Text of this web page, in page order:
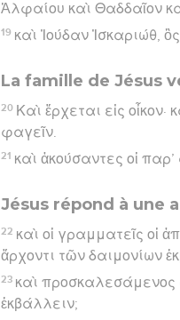
Ἁλφαίου καὶ Θαδδαῖον
19 καὶ Ἰούδαν Ἰσκαριώθ,
La famille de Jésus
20 Καὶ ἔρχεται εἰς
φαγεῖν.
21 καὶ ἀκούσαντες οἱ
Jésus répond à une
22 καὶ οἱ γραμματεῖς οἱ
ἄρχοντι τῶν δαιμονίων
23 καὶ προσκαλεσάμενος
ἐκβάλλειν;